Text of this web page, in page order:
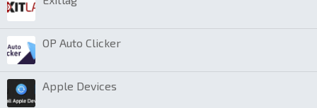
OP Auto Clicker
Apple Devices